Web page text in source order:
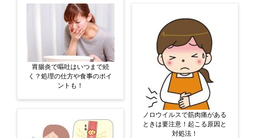
胃腸炎で嘔吐はいつまで続
く？処理の仕方や食事のポイ
ントも！
ノロウイルスで筋肉痛がある
ときは要注意！起こる原因と
対処法！